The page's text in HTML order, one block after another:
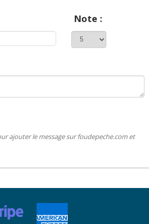
Note :
ajouter le message sur foudepeche.com et